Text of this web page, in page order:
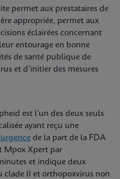
permet aux prestataires de
appropriée, permet aux
éclairées concernant
entourage en bonne
de santé publique de
et d’initier des mesures
est l’un des deux seuls
ayant reçu une
de la part de la FDA
Mpox Xpert par
et indique deux
clade II et orthopoxvirus non